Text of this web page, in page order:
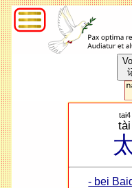
tài
tai4
- bei